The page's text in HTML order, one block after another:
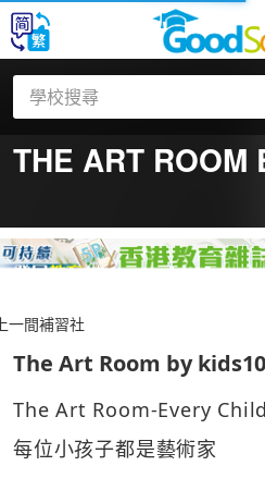
THE ART ROOM
一間補習社
The Art Room by
The Art Room-Every
每位小孩子都是藝術家